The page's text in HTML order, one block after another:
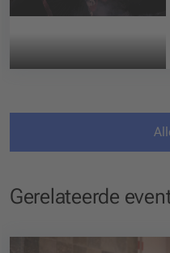
Gerelateerde